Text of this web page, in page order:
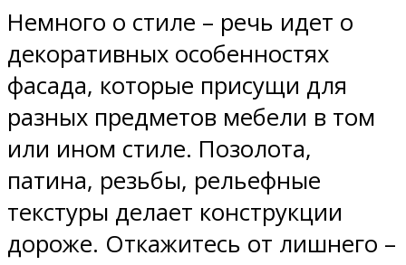
Немного о стиле – речь идет о
декоративных особенностях
фасада, которые присущи для
разных предметов мебели в том
или ином стиле. Позолота,
патина, резьбы, рельефные
текстуры делает конструкции
дороже. Откажитесь от лишнего –